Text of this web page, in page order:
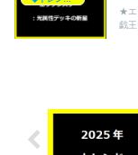
★エ
戯